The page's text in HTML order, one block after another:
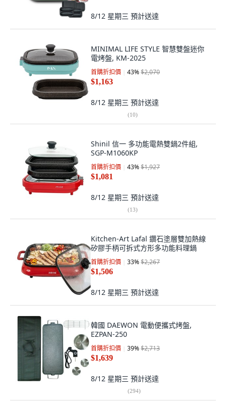
8/12 星期三 預計送達
MINIMAL LIFE STYLE 智慧雙盤迷你
電烤盤, KM-2025
首購折扣價 43%$2,070
$1,163
8/12 星期三 預計送達
(10)
Shinil 信一 多功能電熱雙鍋2件組,
SGP-M1060KP
首購折扣價 43%$1,927
$1,081
8/12 星期三 預計送達
(13)
Kitchen-Art Lafal 鑽石塗層雙加熱線
矽膠手柄可拆式方形多功能料理鍋
首購折扣價 33%$2,267
$1,506
8/12 星期三 預計送達
韓國 DAEWON 電動便攜式烤盤,
EZPAN-250
首購折扣價 39%$2,713
$1,639
8/12 星期三 預計送達
(294)